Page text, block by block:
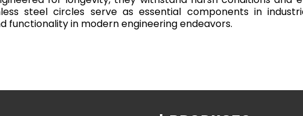
steel circles serve as essential components in
functionality in modern engineering endeavors.